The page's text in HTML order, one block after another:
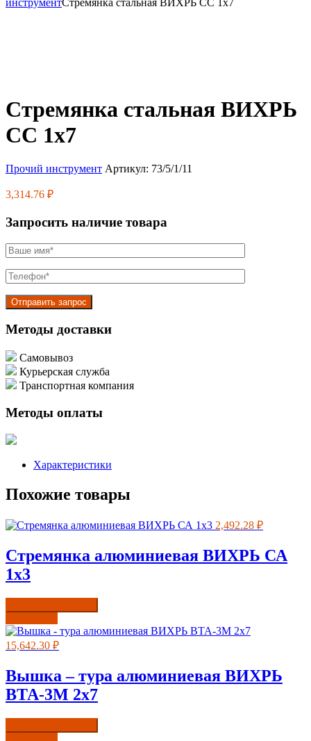
инструментСтремянка стальная ВИХРЬ СС 1х7
Стремянка стальная ВИХРЬ
СС 1х7
Прочий инструмент Артикул: 73/5/1/11
3,314.76 ₽
Запросить наличие товара
Методы доставки
Самовывоз
Курьерская служба
Транспортная компания
Методы оплаты
Характеристики
Похожие товары
2,492.28 ₽
Стремянка алюминиевая ВИХРЬ СА
1х3
15,642.30 ₽
Вышка – тура алюминиевая ВИХРЬ
ВТА-3М 2х7